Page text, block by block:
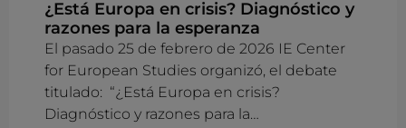
¿Está Europa en crisis? Diagnóstico y
razones para la esperanza
El pasado 25 de febrero de 2026 IE Center
for European Studies organizó, el debate
titulado: “¿Está Europa en crisis?
Diagnóstico y razones para la…